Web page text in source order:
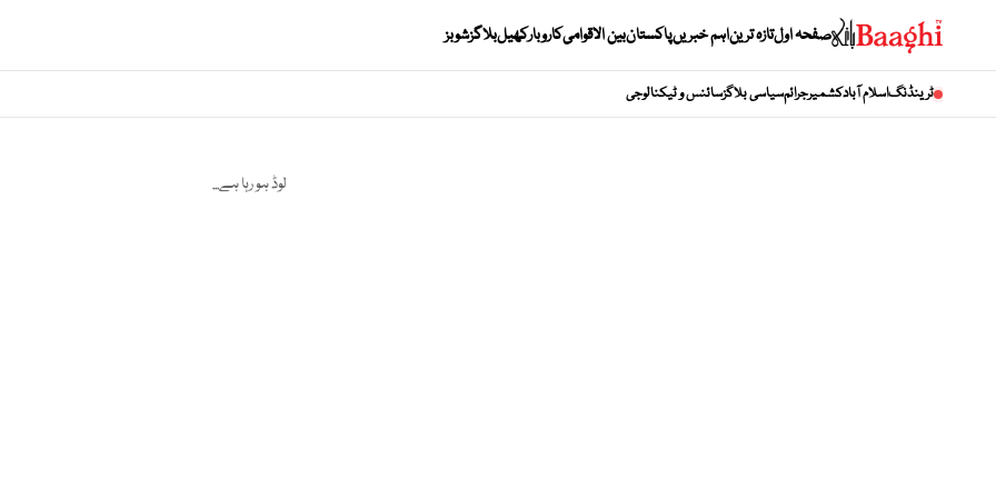
صفحہ اولتازہ تریناہم خبریںپاکستانبین الاقوامیکاروبارکھیلبلاگزشوبز
ٹرینڈنگاسلام آبادکشمیرجرائمسیاسی بلاگزسائنس و ٹیکنالوجی
لوڈ ہو رہا ہے...